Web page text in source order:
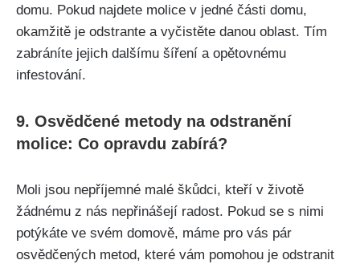
domu. Pokud najdete molice v jedné části domu,
okamžitě je odstrante ‍a vyčistěte danou ‍oblast. Tím
zabráníte jejich dalšímu šíření a opětovnému
infestování.
9. Osvědčené metody na odstranění
molice: Co opravdu zabírá?
Moli jsou nepříjemné malé škůdci, kteří ‍v životě
žádnému z nás nepřinášejí radost. Pokud se s ​nimi
potýkáte ve svém domově, máme pro vás pár⁢
osvědčených metod, které vám ⁣pomohou je odstranit⁣